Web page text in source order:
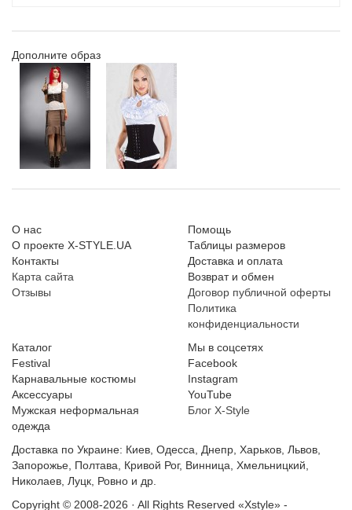
Дополните образ
О нас
О проекте X-STYLE.UA
Контакты
Карта сайта
Отзывы
Помощь
Таблицы размеров
Доставка и оплата
Возврат и обмен
Договор публичной оферты
Политика
конфиденциальности
Каталог
Festival
Карнавальные костюмы
Аксессуары
Мужская неформальная
одежда
Мы в соцсетях
Facebook
Instagram
YouTube
Блог X-Style
Доставка по Украине: Киев, Одесса, Днепр, Харьков, Львов,
Запорожье, Полтава, Кривой Рог, Винница, Хмельницкий,
Николаев, Луцк, Ровно и др.
Copyright © 2008-2026 · All Rights Reserved «Xstyle» -